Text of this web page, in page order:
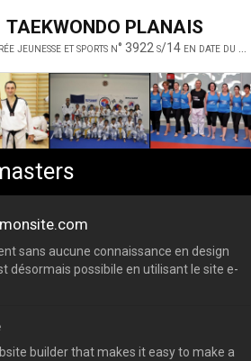
TAEKWONDO PLANAIS
sans aucune connaissance en design
désormais possibile en utilisant le site e-
builder that makes it easy to make a